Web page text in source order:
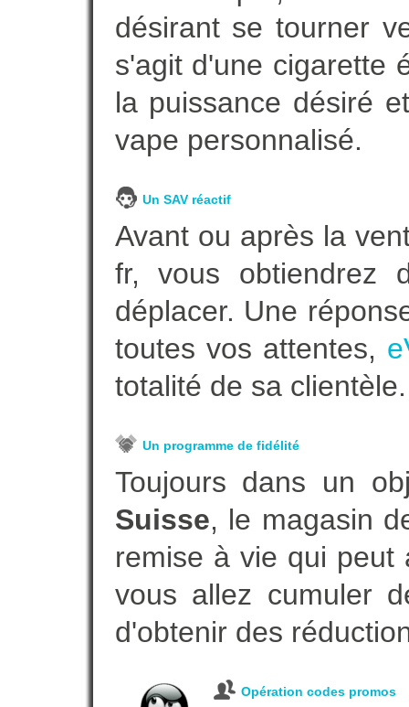
désirant se tourner
s'agit d'une cigarette
la puissance désiré
vape personnalisé.
Un SAV réactif
Avant ou après la
fr, vous obtiendrez
déplacer. Une
toutes vos attentes,
totalité de sa clientèle.
Un programme de fidélité
Toujours dans un
Suisse, le magasin
remise à vie qui peut
vous allez cumuler
d'obtenir des
Opération codes promos